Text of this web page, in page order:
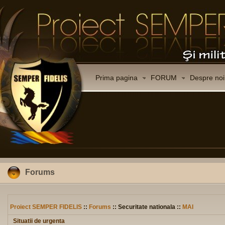
Prima pagina FORUM Despre noi
Forums
Proiect SEMPER FIDELIS :: Forums :: Securitate nationala :: MAI
Situatii de urgenta